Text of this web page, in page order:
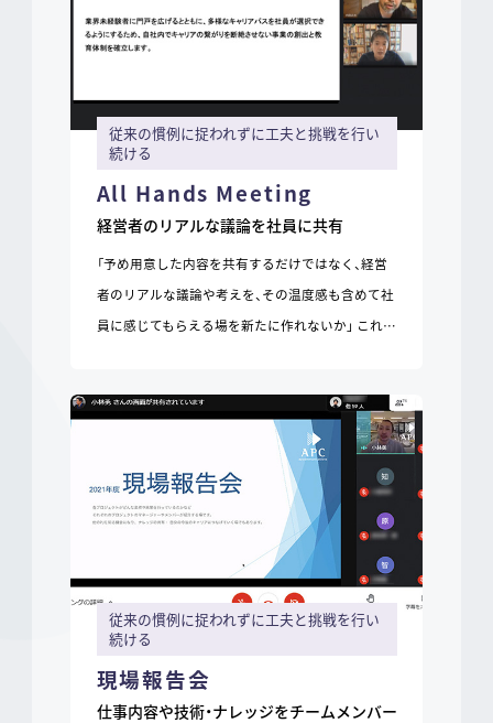
従来の慣例に捉われずに工夫と挑戦を行い
続ける
All Hands Meeting
経営者のリアルな議論を社員に共有
「予め用意した内容を共有するだけではなく、経営
者のリアルな議論や考えを、その温度感も含めて社
員に感じてもらえる場を新たに作れないか」 これ…
従来の慣例に捉われずに工夫と挑戦を行い
続ける
現場報告会
仕事内容や技術・ナレッジをチームメンバー